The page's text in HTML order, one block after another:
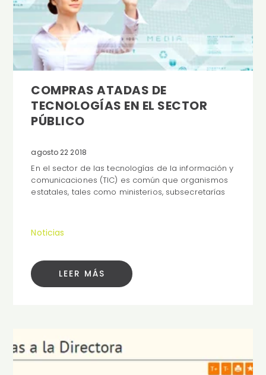
COMPRAS ATADAS DE
TECNOLOGÍAS EN EL SECTOR
PÚBLICO
agosto 22 2018
En el sector de las tecnologías de la información y
comunicaciones (TIC) es común que organismos
estatales, tales como ministerios, subsecretarías
Noticias
LEER MÁS